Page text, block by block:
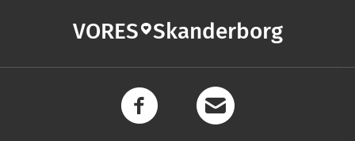
VORES Skanderborg